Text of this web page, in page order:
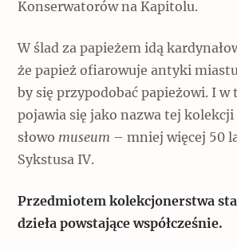
Konserwatorów na Kapitolu.
W ślad za papieżem idą
że papież ofiarowuje antyki
by się przypodobać papieżowi. I
pojawia się jako nazwa tej kolekcji
słowo museum – mniej więcej 50
Sykstusa IV.
Przedmiotem kolekcjonerstwa
dzieła powstające współcześnie.